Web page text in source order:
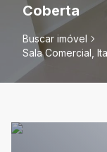
Coberta
Buscar imóvel
Sala Comercial,